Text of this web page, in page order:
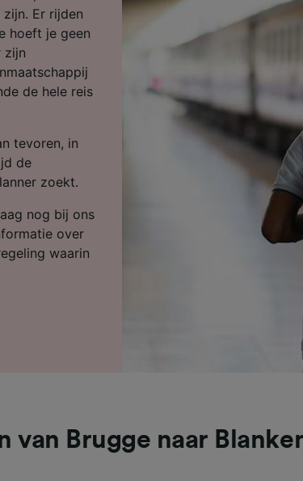
Er rijden
hoeft je geen
zijn
de hele reis
tevoren, in
de
zoekt.
nog bij ons
over
waarin
van Brugge naar
advertenties en content, advertentie- en
en ontwikkeling van